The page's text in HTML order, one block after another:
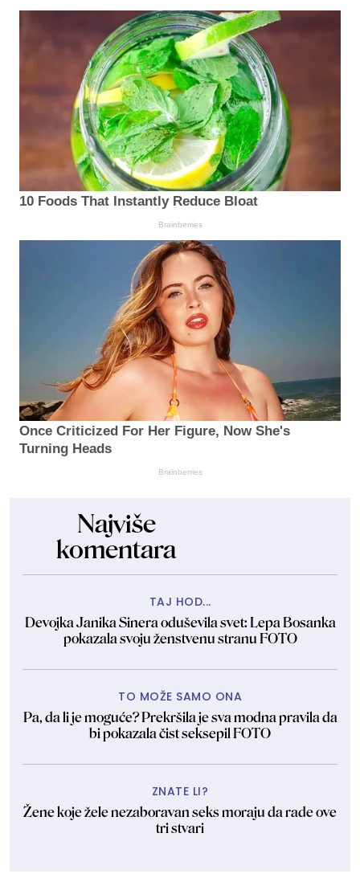
10 Foods That Instantly Reduce Bloat
Brainberries
Once Criticized For Her Figure, Now She's
Turning Heads
Brainberries
Najviše
komentara
TAJ HOD...
Devojka Janika Sinera oduševila svet: Lepa Bosanka
pokazala svoju ženstvenu stranu FOTO
TO MOŽE SAMO ONA
Pa, da li je moguće? Prekršila je sva modna pravila da
bi pokazala čist seksepil FOTO
ZNATE LI?
Žene koje žele nezaboravan seks moraju da rade ove
tri stvari